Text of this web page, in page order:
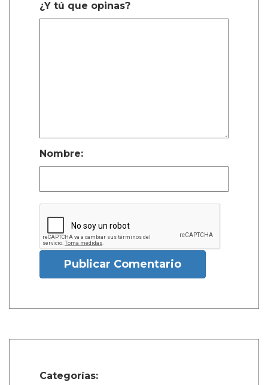
¿Y tú que opinas?
Nombre:
Publicar Comentario
Categorías: